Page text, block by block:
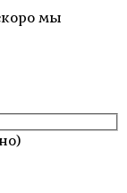
мы